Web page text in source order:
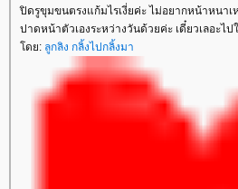
ปิดรูขุมขนตรงแก้มไรเงี่ยค่ะ ไม่อยากหน้าหนาเ
ปาดหน้าตัวเองระหว่างวันด้วยค่ะ เดี๋ยวเลอะไ
ดย: ลูกลิง กลิ้งไปกลิ้งมา